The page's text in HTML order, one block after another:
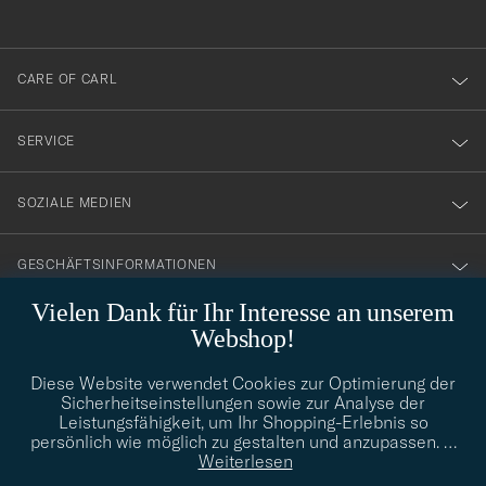
Vielen Dank für Ihr Interesse an unserem
Webshop!
Diese Website verwendet Cookies zur Optimierung der
Sicherheitseinstellungen sowie zur Analyse der
Leistungsfähigkeit, um Ihr Shopping-Erlebnis so
persönlich wie möglich zu gestalten und anzupassen. …
Weiterlesen
dig
till
vårt
nyhetsbrev!
CARE OF CARL
SERVICE
SOZIALE MEDIEN
GESCHÄFTSINFORMATIONEN
info@careofcarl.de
Benötigen Sie Hilfe bei der Suche nach Ihrem persönlichen Stil?
Wenden Sie sich an uns, wir helfen Ihnen gerne weiter!